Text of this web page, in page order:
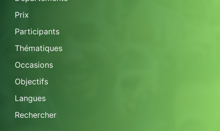
Prix
Participants
Thématiques
Occasions
Objectifs
Langues
Rechercher